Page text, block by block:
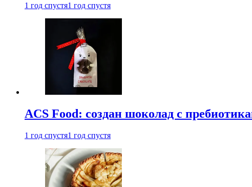
1 год спустя1 год спустя
ACS Food: создан шоколад с
1 год спустя1 год спустя